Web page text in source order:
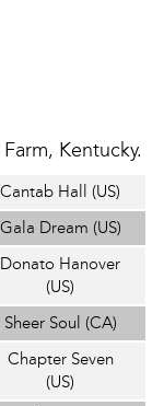
Kentucky.
Cantab Hall (US)
Gala Dream (US)
Donato Hanover
(US)
Sheer Soul (CA)
Chapter Seven
(US)